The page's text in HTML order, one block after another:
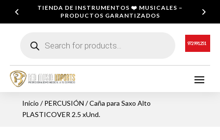
TIENDA DE INSTRUMENTOS ❤️ MUSICALES –
PRODUCTOS GARANTIZADOS
productos
972 991 251
Inicio /PERCUSIÓN / Caña para Saxo Alto
PLASTICOVER 2.5 xUnd.